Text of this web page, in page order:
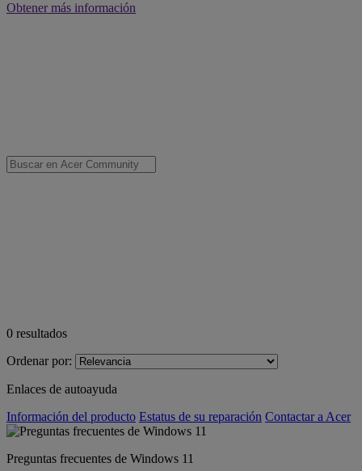
Obtener más información
0 resultados
Ordenar por:
Enlaces de autoayuda
Información del producto Estatus de su reparación Contactar a Acer
Preguntas frecuentes de Windows 11